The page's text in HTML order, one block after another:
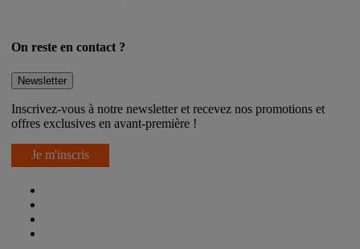
On reste en contact ?
Newsletter
Inscrivez-vous à notre newsletter et recevez nos promotions et
offres exclusives en avant-première !
Je m'inscris